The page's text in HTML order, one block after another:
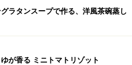
ラタンスープで作る、洋風茶碗蒸し
が香る ミニトマトリゾット